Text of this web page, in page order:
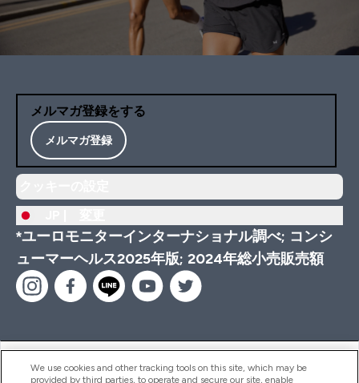
メルマガ登録をする
メルマガ登録
*ユーロモニターインターナショナル調べ; コンシ
ューマーヘルス2025年版; 2024年総小売販売額
ヘルプ＆ガイド
We use cookies and other tracking tools on this site, which may be
provided by third parties, to operate and secure our site, enable